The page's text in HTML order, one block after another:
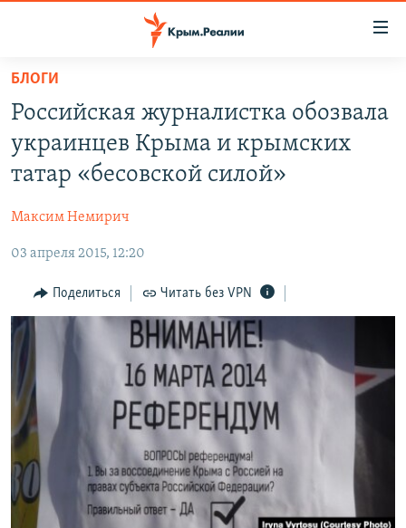
Вернуться
основному
содержанию
Вернутся
главной
Вернутся
поиску
11 ЛЕТ ОККУПАЦИИ КРЫМА. 11 ИСТОРИЙ СОПРОТИВЛЕНИЯ
ВОДА
ЕЩЕ
ИНТЕРАКТИВ
ИНФОГРАФИКА
ТЕЛЕПРОЕКТ КРЫМ.РЕАЛИИ
СОВЕТЫ ПРАВОЗАЩИТНИКОВ
ПРОПАВШИЕ БЕЗ ВЕСТИ
ПОБЕДИТЕЛЕЙ НЕ СУДЯТ?
КРЫМ.НЕПОКОРЕННЫЙ
ELIFBE
УКРАИНСКАЯ ПРОБЛЕМА КРЫМА
РАДІО СВОБОДА
КАК ОБОЙТИ БЛОКИРОВКУ
Українською
Qırımtatar
ПРИСОЕДИНЯЙТЕСЬ!
БЛОГИ
Российская журналистка обозвала
украинцев Крыма и крымских
татар «бесовской силой»
Максим Немирич
03 апреля 2015, 12:20
Поделиться Читать без VPN